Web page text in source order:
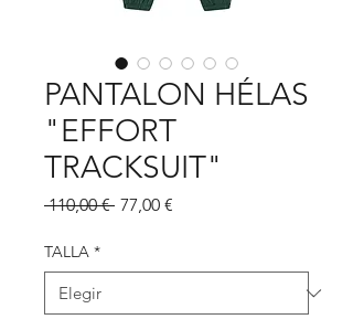
PANTALON HÉLAS
"EFFORT
TRACKSUIT"
110,00 € Precio
77,00 €
TALLA *